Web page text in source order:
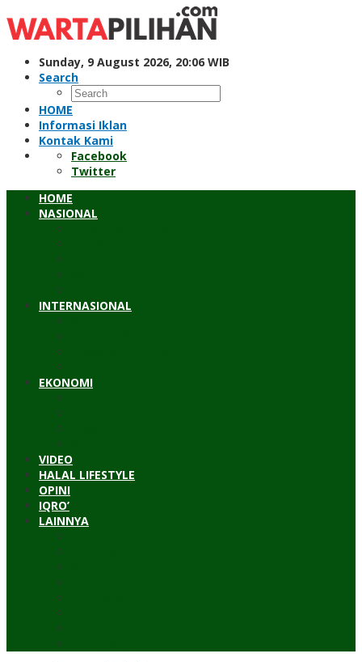
to
content
Sunday, 9 August 2026, 20:06 WIB
Search
HOME
Informasi Iklan
Kontak Kami
Facebook
Twitter
HOME
NASIONAL
INTERNASIONAL
EKONOMI
VIDEO
HALAL LIFESTYLE
OPINI
IQRO’
LAINNYA